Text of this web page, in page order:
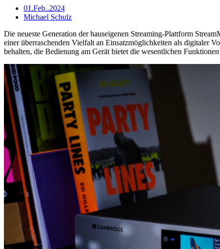
01.Feb..2024
Michael Schulz
Die neueste Generation der hauseigenen Streaming-Plattform
einer überraschenden Vielfalt an Einsatzmöglichkeiten als digitaler
behalten, die Bedienung am Gerät bietet die wesentlichen